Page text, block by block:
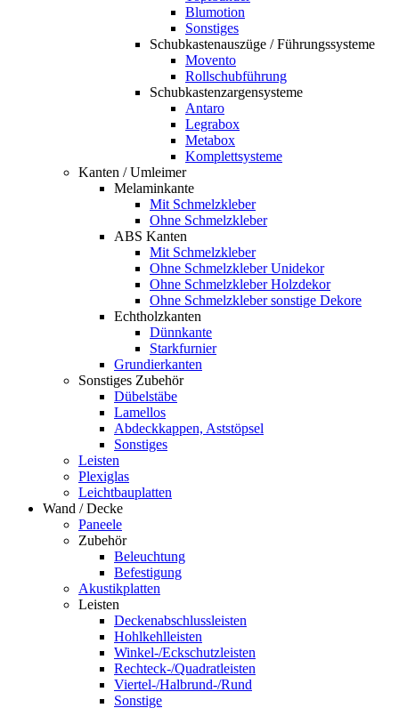
Blumotion
Sonstiges
Schubkastenauszüge / Führungssysteme
Movento
Rollschubführung
Schubkastenzargensysteme
Antaro
Legrabox
Metabox
Komplettsysteme
Kanten / Umleimer
Melaminkante
Mit Schmelzkleber
Ohne Schmelzkleber
ABS Kanten
Mit Schmelzkleber
Ohne Schmelzkleber Unidekor
Ohne Schmelzkleber Holzdekor
Ohne Schmelzkleber sonstige Dekore
Echtholzkanten
Dünnkante
Starkfurnier
Grundierkanten
Sonstiges Zubehör
Dübelstäbe
Lamellos
Abdeckkappen, Aststöpsel
Sonstiges
Leisten
Plexiglas
Leichtbauplatten
Wand / Decke
Paneele
Zubehör
Beleuchtung
Befestigung
Akustikplatten
Leisten
Deckenabschlussleisten
Hohlkehlleisten
Winkel-/Eckschutzleisten
Rechteck-/Quadratleisten
Viertel-/Halbrund-/Rund
Sonstige